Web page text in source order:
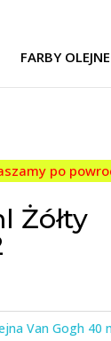
FARBY OLEJNE
po
Żółty
Van Gogh 40